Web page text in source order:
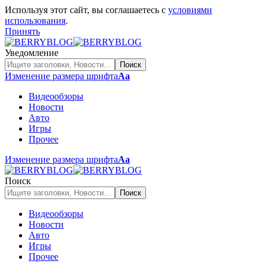
Используя этот сайт, вы соглашаетесь с условиями
использования.
Принять
Уведомление
Изменение размера шрифтаАа
Видеообзоры
Новости
Авто
Игры
Прочее
Изменение размера шрифтаАа
Поиск
Видеообзоры
Новости
Авто
Игры
Прочее